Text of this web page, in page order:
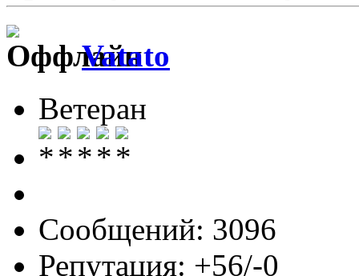
Vatato
Ветеран
Сообщений: 3096
Репутация: +56/-0